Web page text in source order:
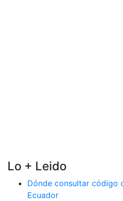
Lo + Leido
Dónde consultar código
Ecuador